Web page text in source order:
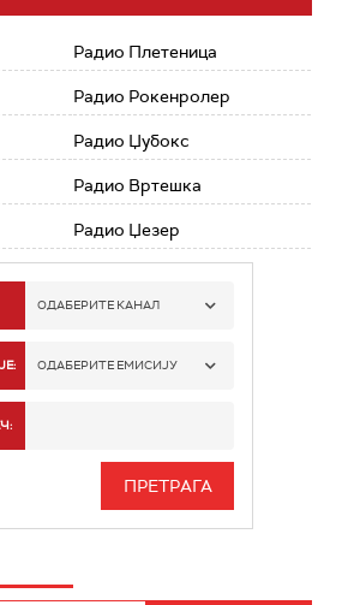
Радио Плетеница
Радио Рокенролер
Радио Џубокс
Радио Вртешка
Радио Џезер
ОДАБЕРИТЕ КАНАЛ
РАДИО БЕОГРАД 1
РАДИО БЕОГРАД 3
ОДАБЕРИТЕ ЕМИСИЈУ
ИНФО